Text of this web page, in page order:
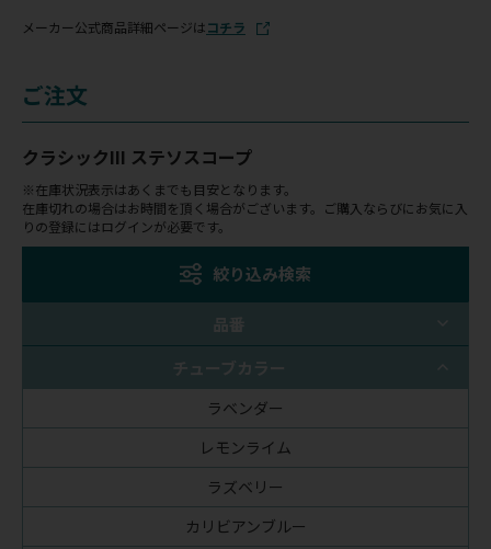
メーカー公式商品詳細ページはコチラ
ご注文
クラシックIII ステソスコープ
※在庫状況表示はあくまでも目安となります。
在庫切れの場合はお時間を頂く場合がございます。ご購入ならびにお気に入
りの登録にはログインが必要です。
絞り込み検索
品番
ラベンダー
レモンライム
ラズベリー
カリビアンブルー
チューブカラー